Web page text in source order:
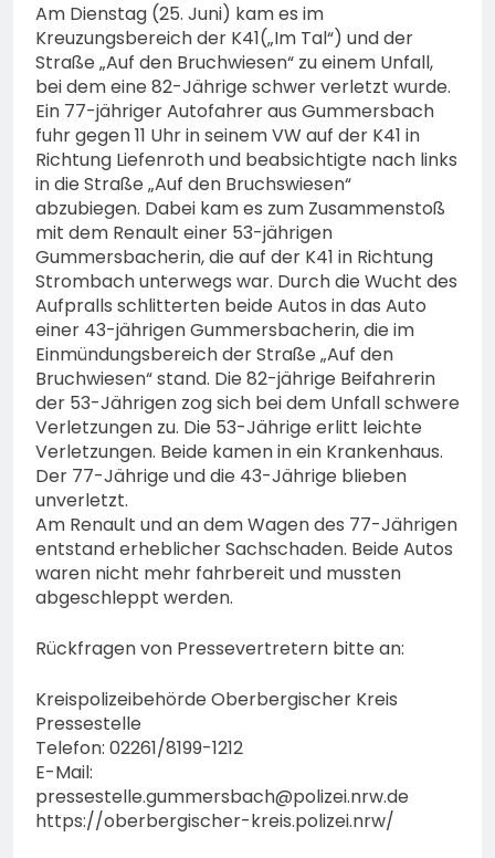
Am Dienstag (25. Juni) kam es im
Kreuzungsbereich der K41(„Im Tal“) und der
Straße „Auf den Bruchwiesen“ zu einem Unfall,
bei dem eine 82-Jährige schwer verletzt wurde.
Ein 77-jähriger Autofahrer aus Gummersbach
fuhr gegen 11 Uhr in seinem VW auf der K41 in
Richtung Liefenroth und beabsichtigte nach links
in die Straße „Auf den Bruchswiesen“
abzubiegen. Dabei kam es zum Zusammenstoß
mit dem Renault einer 53-jährigen
Gummersbacherin, die auf der K41 in Richtung
Strombach unterwegs war. Durch die Wucht des
Aufpralls schlitterten beide Autos in das Auto
einer 43-jährigen Gummersbacherin, die im
Einmündungsbereich der Straße „Auf den
Bruchwiesen“ stand. Die 82-jährige Beifahrerin
der 53-Jährigen zog sich bei dem Unfall schwere
Verletzungen zu. Die 53-Jährige erlitt leichte
Verletzungen. Beide kamen in ein Krankenhaus.
Der 77-Jährige und die 43-Jährige blieben
unverletzt.
Am Renault und an dem Wagen des 77-Jährigen
entstand erheblicher Sachschaden. Beide Autos
waren nicht mehr fahrbereit und mussten
abgeschleppt werden.
Rückfragen von Pressevertretern bitte an:
Kreispolizeibehörde Oberbergischer Kreis
Pressestelle
Telefon: 02261/8199-1212
E-Mail:
pressestelle.gummersbach@polizei.nrw.de
https://oberbergischer-kreis.polizei.nrw/